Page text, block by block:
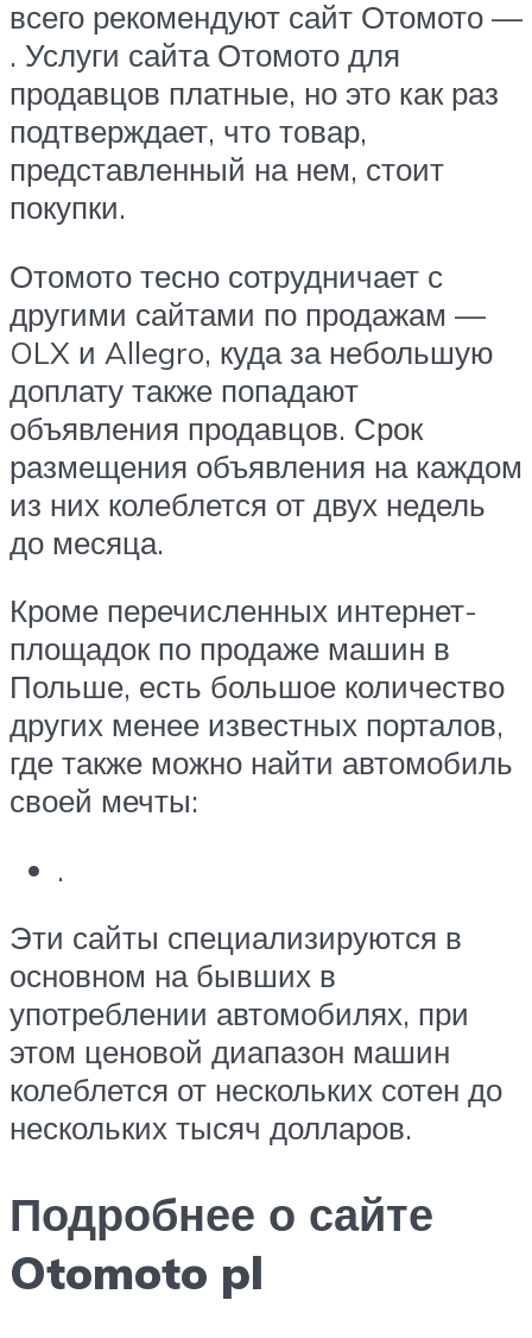
всего рекомендуют сайт Отомото —
. Услуги сайта Отомото для
продавцов платные, но это как раз
подтверждает, что товар,
представленный на нем, стоит
покупки.
Отомото тесно сотрудничает с
другими сайтами по продажам —
OLX и Allegro, куда за небольшую
доплату также попадают
объявления продавцов. Срок
размещения объявления на каждом
из них колеблется от двух недель
до месяца.
Кроме перечисленных интернет-
площадок по продаже машин в
Польше, есть большое количество
других менее известных порталов,
где также можно найти автомобиль
своей мечты:
.
Эти сайты специализируются в
основном на бывших в
употреблении автомобилях, при
этом ценовой диапазон машин
колеблется от нескольких сотен до
нескольких тысяч долларов.
Подробнее о сайте
Otomoto pl